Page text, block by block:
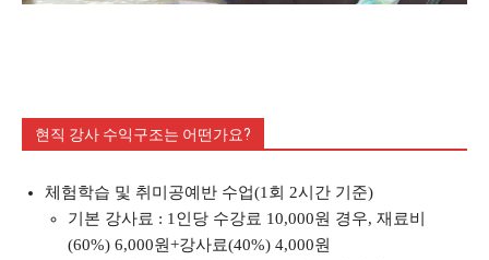
현직 강사 수익구조는 어떤가요?
체험학습 및 취미공예반 수업(1회 2시간 기준)
기본 강사료 : 1인당 수강료 10,000원 경우, 재료비
(60%) 6,000원+강사료(40%) 4,000원